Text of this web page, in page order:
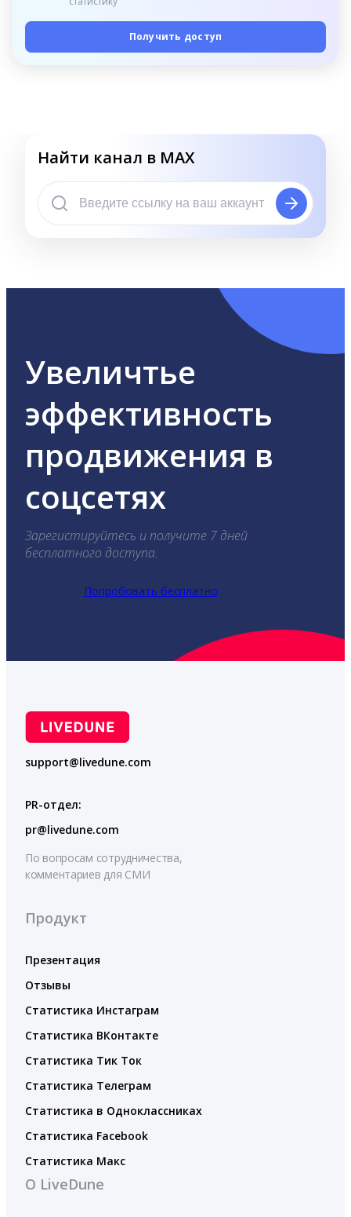
Получить доступ
Найти канал в MAX
Увеличтье
эффективность
продвижения в
соцсетях
Зарегистируйтесь и получите 7 дней
бесплатного доступа.
Попробовать бесплатно
support@livedune.com
PR-отдел:
pr@livedune.com
По вопросам сотрудничества,
комментариев для СМИ
Продукт
Презентация
Отзывы
Статистика Инстаграм
Статистика ВКонтакте
Статистика Тик Ток
Статистика Телеграм
Статистика в Одноклассниках
Статистика Facebook
Статистика Макс
О LiveDune